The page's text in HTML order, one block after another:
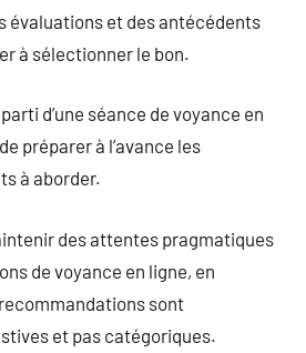
évaluations et des antécédents
à sélectionner le bon.
d’une séance de voyance en
préparer à l’avance les
à aborder.
des attentes pragmatiques
de voyance en ligne, en
sont
et pas catégoriques.